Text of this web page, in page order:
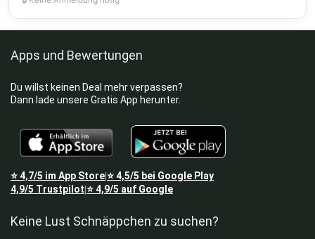
Apps und Bewertungen
Du willst keinen Deal mehr verpassen?
Dann lade unsere Gratis App herunter.
⭐4,7/5 im App Store⭐4,5/5 bei Google Play
4,9/5 Trustpilot ⭐4,9/5 auf Google
Keine Lust Schnäppchen zu suchen?